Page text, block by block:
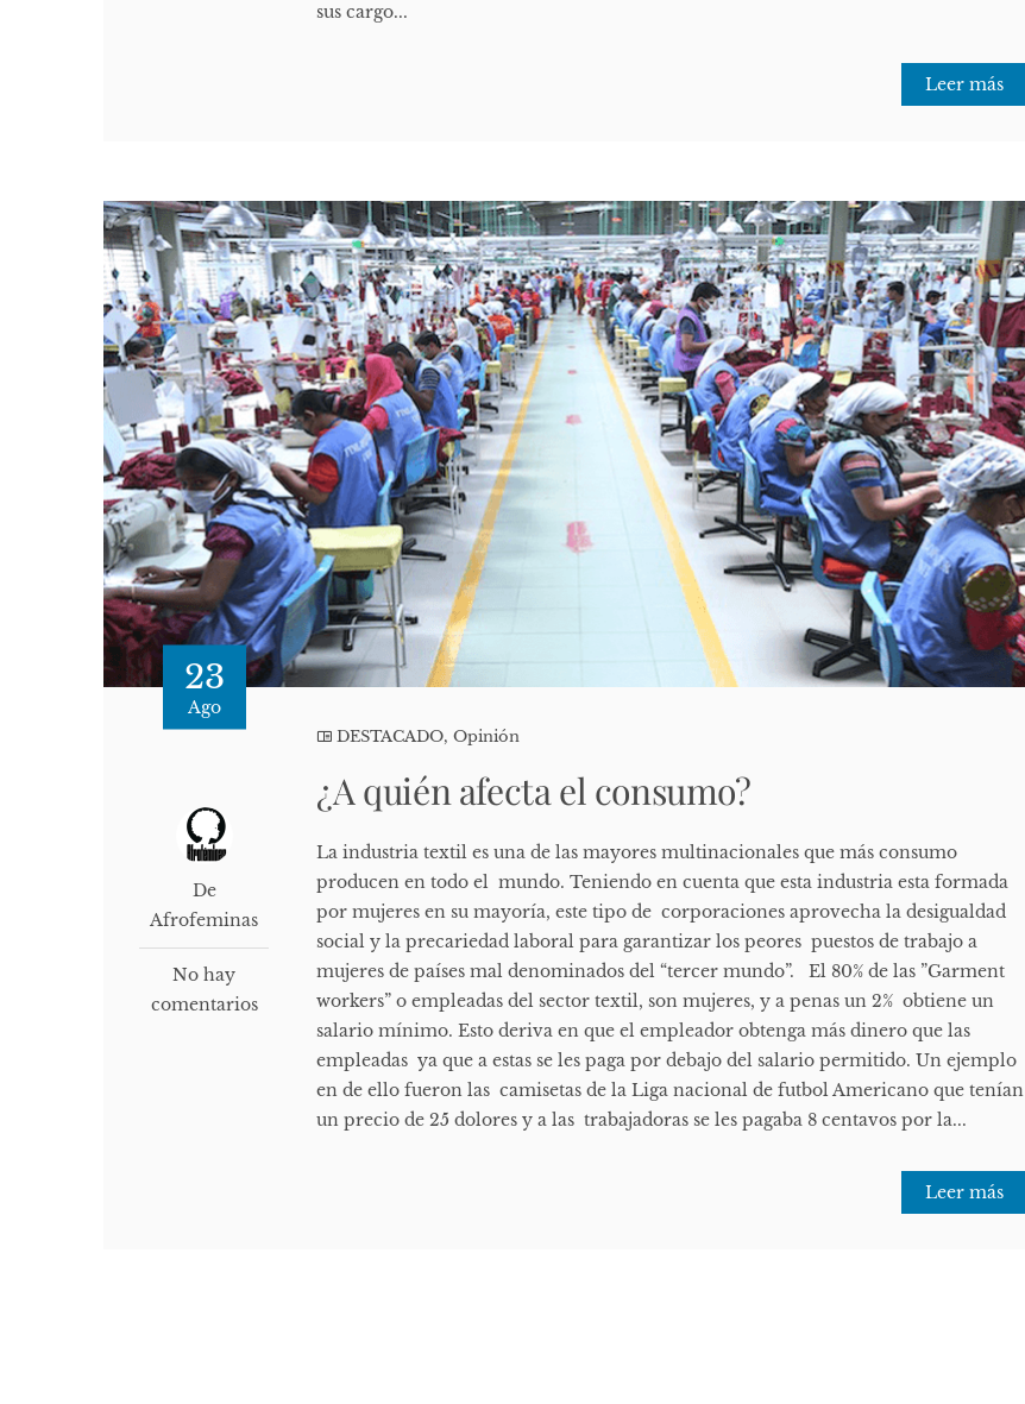
sus cargo...
Leer más
23
Ago
De
Afrofeminas
No hay
comentarios
DESTACADO,Opinión
¿A quién afecta el consumo?
La industria textil es una de las mayores multinacionales que más consumo
producen en todo el mundo. Teniendo en cuenta que esta industria esta formada
por mujeres en su mayoría, este tipo de corporaciones aprovecha la desigualdad
social y la precariedad laboral para garantizar los peores puestos de trabajo a
mujeres de países mal denominados del “tercer mundo”. El 80% de las ”Garment
workers” o empleadas del sector textil, son mujeres, y a penas un 2% obtiene un
salario mínimo. Esto deriva en que el empleador obtenga más dinero que las
empleadas ya que a estas se les paga por debajo del salario permitido. Un ejemplo
en de ello fueron las camisetas de la Liga nacional de futbol Americano que tenían
un precio de 25 dolores y a las trabajadoras se les pagaba 8 centavos por la...
Leer más